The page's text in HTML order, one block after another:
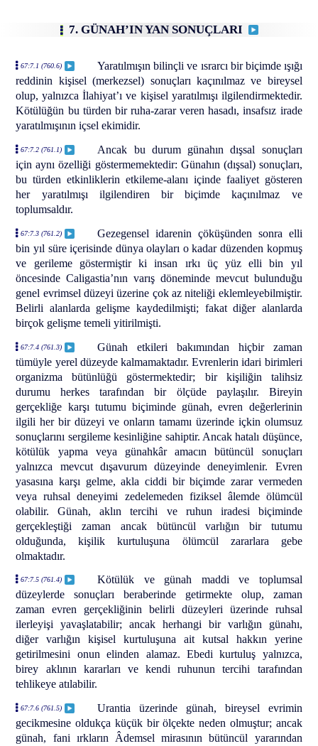
7. GÜNAH’IN YAN SONUÇLARI
67:7.1 (760.6)
Yaratılmışın bilinçli ve ısrarcı bir biçimde ışığı
reddinin kişisel (merkezsel) sonuçları kaçınılmaz ve bireysel
olup, yalnızca İlahiyat’ı ve kişisel yaratılmışı ilgilendirmektedir.
Kötülüğün bu türden bir ruha-zarar veren hasadı, insafsız irade
yaratılmışının içsel ekimidir.
67:7.2 (761.1)
Ancak bu durum günahın dışsal sonuçları
için aynı özelliği göstermemektedir: Günahın (dışsal) sonuçları,
bu türden etkinliklerin etkileme-alanı içinde faaliyet gösteren
her yaratılmışı ilgilendiren bir biçimde kaçınılmaz ve
toplumsaldır.
67:7.3 (761.2)
Gezegensel idarenin çöküşünden sonra elli
bin yıl süre içerisinde dünya olayları o kadar düzenden kopmuş
ve gerileme göstermiştir ki insan ırkı üç yüz elli bin yıl
öncesinde Caligastia’nın varış döneminde mevcut bulunduğu
genel evrimsel düzeyi üzerine çok az niteliği eklemleyebilmiştir.
Belirli alanlarda gelişme kaydedilmişti; fakat diğer alanlarda
birçok gelişme temeli yitirilmişti.
67:7.4 (761.3)
Günah etkileri bakımından hiçbir zaman
tümüyle yerel düzeyde kalmamaktadır. Evrenlerin idari birimleri
organizma bütünlüğü göstermektedir; bir kişiliğin talihsiz
durumu herkes tarafından bir ölçüde paylaşılır. Bireyin
gerçekliğe karşı tutumu biçiminde günah, evren değerlerinin
ilgili her bir düzeyi ve onların tamamı üzerinde içkin olumsuz
sonuçlarını sergileme kesinliğine sahiptir. Ancak hatalı düşünce,
kötülük yapma veya günahkâr amacın bütüncül sonuçları
yalnızca mevcut dışavurum düzeyinde deneyimlenir. Evren
yasasına karşı gelme, akla ciddi bir biçimde zarar vermeden
veya ruhsal deneyimi zedelemeden fiziksel âlemde ölümcül
olabilir. Günah, aklın tercihi ve ruhun iradesi biçiminde
gerçekleştiği zaman ancak bütüncül varlığın bir tutumu
olduğunda, kişilik kurtuluşuna ölümcül zararlara gebe
olmaktadır.
67:7.5 (761.4)
Kötülük ve günah maddi ve toplumsal
düzeylerde sonuçları beraberinde getirmekte olup, zaman
zaman evren gerçekliğinin belirli düzeyleri üzerinde ruhsal
ilerleyişi yavaşlatabilir; ancak herhangi bir varlığın günahı,
diğer varlığın kişisel kurtuluşuna ait kutsal hakkın yerine
getirilmesini onun elinden alamaz. Ebedi kurtuluş yalnızca,
birey aklının kararları ve kendi ruhunun tercihi tarafından
tehlikeye atılabilir.
67:7.6 (761.5)
Urantia üzerinde günah, bireysel evrimin
gecikmesine oldukça küçük bir ölçekte neden olmuştur; ancak
günah, fani ırkların Âdemsel mirasının bütüncül yararından